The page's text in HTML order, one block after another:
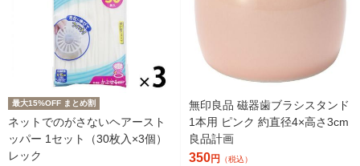
最大15%OFF まとめ割
ネットでのがさないヘアースト
ッパー 1セット（30枚入×3個）
レック
無印良品 磁器歯ブラシスタンド
1本用 ピンク 約直径4×高さ3cm
良品計画
350円 （税込）